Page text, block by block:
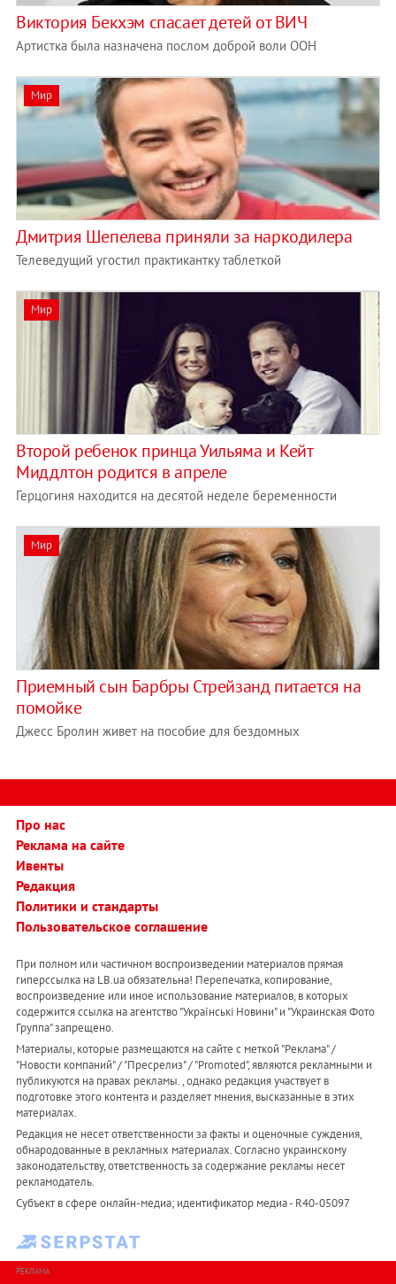
Виктория Бекхэм спасает детей от ВИЧ
Артистка была назначена послом доброй воли ООН
Мир
Дмитрия Шепелева приняли за наркодилера
Телеведущий угостил практикантку таблеткой
Мир
Второй ребенок принца Уильяма и Кейт
Миддлтон родится в апреле
Герцогиня находится на десятой неделе беременности
Мир
Приемный сын Барбры Стрейзанд питается на
помойке
Джесс Бролин живет на пособие для бездомных
Про нас
Реклама на сайте
Ивенты
Редакция
Политики и стандарты
Пользовательское соглашение
При полном или частичном воспроизведении материалов прямая
гиперссылка на LB.ua обязательна! Перепечатка, копирование,
воспроизведение или иное использование материалов, в которых
содержится ссылка на агентство "Українськi Новини" и "Украинская Фото
Группа" запрещено.
Материалы, которые размещаются на сайте с меткой "Реклама" /
"Новости компаний" / "Пресрелиз" / "Promoted", являются рекламными и
публикуются на правах рекламы. , однако редакция участвует в
подготовке этого контента и разделяет мнения, высказанные в этих
материалах.
Редакция не несет ответственности за факты и оценочные суждения,
обнародованные в рекламных материалах. Согласно украинскому
законодательству, ответственность за содержание рекламы несет
рекламодатель.
Субъект в сфере онлайн-медиа; идентификатор медиа - R40-05097
РЕКЛАМА